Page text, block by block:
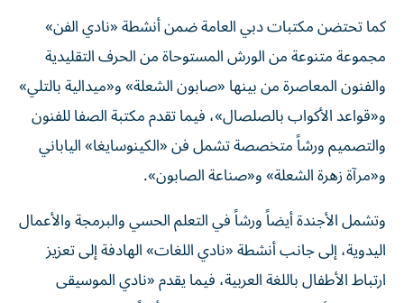
كما تحتضن مكتبات دبي العامة ضمن أنشطة «نادي الفن»
مجموعة متنوعة من الورش المستوحاة من الحرف التقليدية
والفنون المعاصرة من بينها «صابون الشعلة» و«ميدالية بالتلي»
و«قواعد الأكواب بالصلصال»، فيما تقدم مكتبة الصفا للفنون
والتصميم ورشاً متخصصة تشمل فن «الكينوسايغا» الياباني
و«مرآة زهرة الشعلة» و«صناعة الصابون».
وتشمل الأجندة أيضاً ورشاً في التعلم الحسي والبرمجة والأعمال
اليدوية، إلى جانب أنشطة «نادي اللغات» الهادفة إلى تعزيز
ارتباط الأطفال باللغة العربية، فيما يقدم «نادي الموسيقى